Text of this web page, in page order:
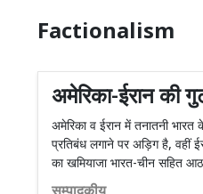
Factionalism
अमेरिका-ईरान की
अमेरिका व ईरान में तनातनी भारत
प्रतिबंध लगाने पर अड़िग है, वहीं
का खमियाजा भारत-चीन सहित